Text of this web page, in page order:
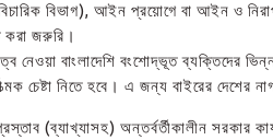
বিভাগ), আইন প্রয়োগে বা আইন ও
করা জরুরি।
নেওয়া বাংলাদেশি বংশোদ্ভূত ব্যক্তিদের
চেষ্টা নিতে হবে। এ জন্য বাইরের
(ব্যাখ্যাসহ) অন্তর্বর্তীকালীন সরকার